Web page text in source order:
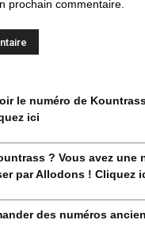
prochain commentaire.
le numéro de
ici
? Vous avez une
par Allodons ! Cliquez
des numéros